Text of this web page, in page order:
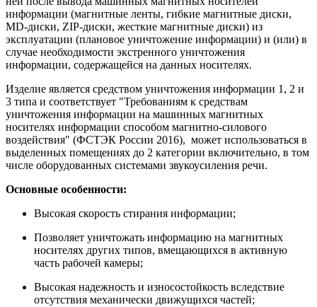
информации (магнитные ленты, гибкие магнитные диски,
MD-диски, ZIP-диски, жесткие магнитные диски) из
эксплуатации (плановое уничтожение информации) и (или) в
случае необходимости экстренного уничтожения
информации, содержащейся на данных носителях.
Изделие является средством уничтожения информации 1, 2 и
3 типа и соответствует "Требованиям к средствам
уничтожения информации на машинных магнитных
носителях информации способом магнитно-силового
воздействия" (ФСТЭК России 2016), может использоваться в
выделенных помещениях до 2 категории включительно, в том
числе оборудованных системами звукоусиления речи.
Основные особенности:
Высокая скорость стирания информации;
Позволяет уничтожать информацию на магнитных
носителях других типов, вмещающихся в активную
часть рабочей камеры;
Высокая надежность и износостойкость вследствие
отсутствия механически движущихся частей;